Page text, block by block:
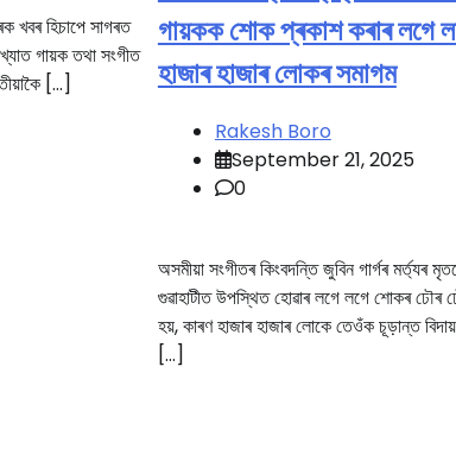
খবৰ হিচাপে সাগৰত
গায়ক তথা সংগীত
[…]
গায়কক শোক প্ৰকাশ কৰাৰ লগে
হাজাৰ হাজাৰ লোকৰ সমাগম
Rakesh Boro
September 21, 2025
0
অসমীয়া সংগীতৰ কিংবদন্তি জুবিন গাৰ্গৰ মৰ্ত্যৰ
গুৱাহাটীত উপস্থিত হোৱাৰ লগে লগে শোকৰ ঢৌৰ
হয়, কাৰণ হাজাৰ হাজাৰ লোকে তেওঁক চূড়ান্ত
[…]